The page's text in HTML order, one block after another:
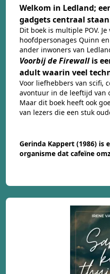
Welkom in Ledland;
gadgets centraal
Dit boek is multiple POV.
hoofdpersonages Quinn
ander inwoners van
Voorbij de Firewallis
adult waarin veel
Voor liefhebbers van scifi,
avontuur in de leeftijd van
Maar dit boek heeft ook
van lezers die een stuk
Gerinda Kappert (1986) is
organisme dat cafeïne